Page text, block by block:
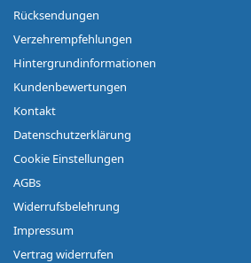
Rücksendungen
Verzehrempfehlungen
Hintergrundinformationen
Kundenbewertungen
Kontakt
Datenschutzerklärung
Cookie Einstellungen
AGBs
Widerrufsbelehrung
Impressum
Vertrag widerrufen